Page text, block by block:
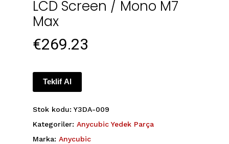
LCD Screen / Mono M7
Max
€269.23
Teklif Al
Stok kodu: Y3DA-009
Kategoriler: Anycubic Yedek Parça
Marka: Anycubic